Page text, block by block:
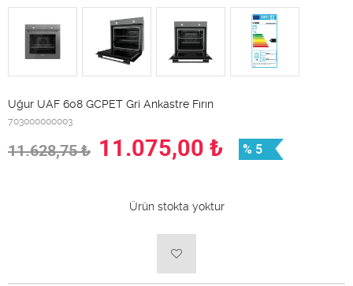
Uğur UAF 608 GCPET Gri Ankastre Fırın
703000000003
11.628,75₺ 11.075,00 ₺ % 5
Ürün stokta yoktur